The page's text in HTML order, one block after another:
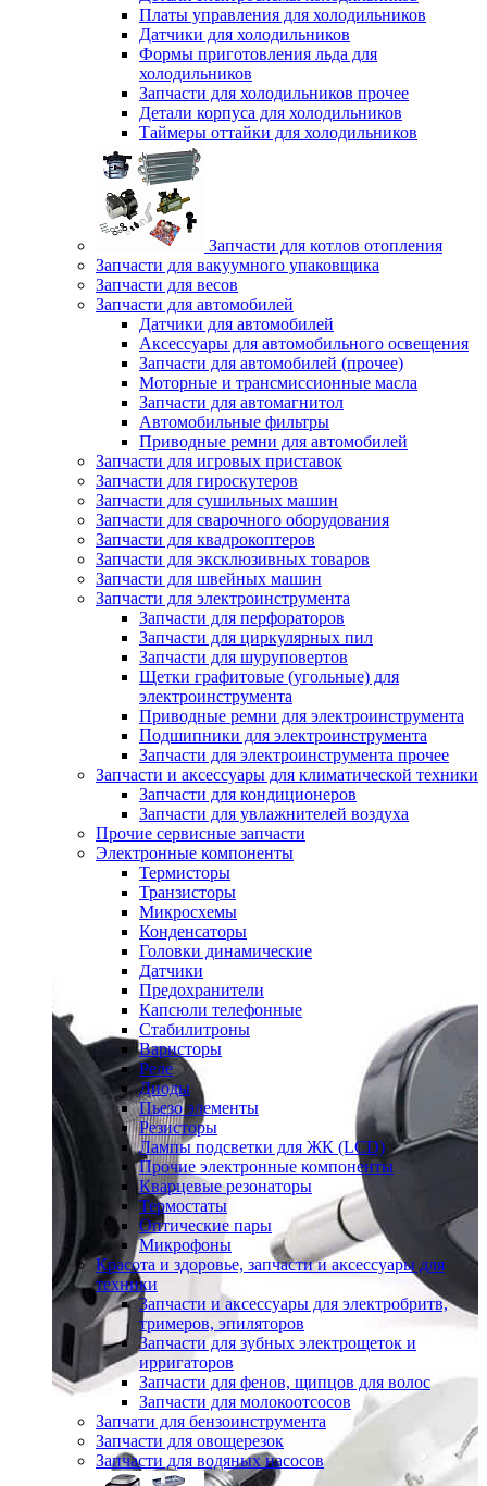
Платы управления для холодильников
Датчики для холодильников
Формы приготовления льда для
холодильников
Запчасти для холодильников прочее
Детали корпуса для холодильников
Таймеры оттайки для холодильников
Запчасти для котлов отопления
Запчасти для вакуумного упаковщика
Запчасти для весов
Запчасти для автомобилей
Датчики для автомобилей
Аксессуары для автомобильного освещения
Запчасти для автомобилей (прочее)
Моторные и трансмиссионные масла
Запчасти для автомагнитол
Автомобильные фильтры
Приводные ремни для автомобилей
Запчасти для игровых приставок
Запчасти для гироскутеров
Запчасти для сушильных машин
Запчасти для сварочного оборудования
Запчасти для квадрокоптеров
Запчасти для эксклюзивных товаров
Запчасти для швейных машин
Запчасти для электроинструмента
Запчасти для перфораторов
Запчасти для циркулярных пил
Запчасти для шуруповертов
Щетки графитовые (угольные) для
электроинструмента
Приводные ремни для электроинструмента
Подшипники для электроинструмента
Запчасти для электроинструмента прочее
Запчасти и аксессуары для климатической техники
Запчасти для кондиционеров
Запчасти для увлажнителей воздуха
Прочие сервисные запчасти
Электронные компоненты
Термисторы
Транзисторы
Микросхемы
Конденсаторы
Головки динамические
Датчики
Предохранители
Капсюли телефонные
Стабилитроны
Варисторы
Реле
Диоды
Пьезо элементы
Резисторы
Лампы подсветки для ЖК (LCD)
Прочие электронные компоненты
Кварцевые резонаторы
Термостаты
Оптические пары
Микрофоны
Красота и здоровье, запчасти и аксессуары для
техники
Запчасти и аксессуары для электробритв,
тримеров, эпиляторов
Запчасти для зубных электрощеток и
ирригаторов
Запчасти для фенов, щипцов для волос
Запчасти для молокоотсосов
Запчати для бензоинструмента
Запчасти для овощерезок
Запчасти для водяных насосов